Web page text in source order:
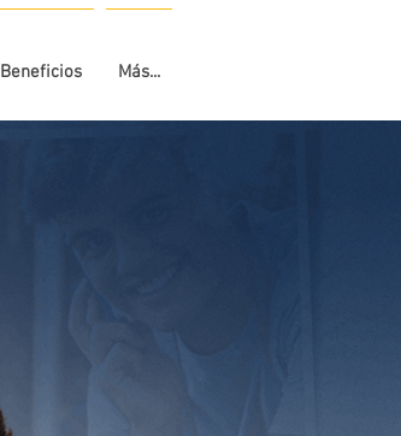
Beneficios Más...